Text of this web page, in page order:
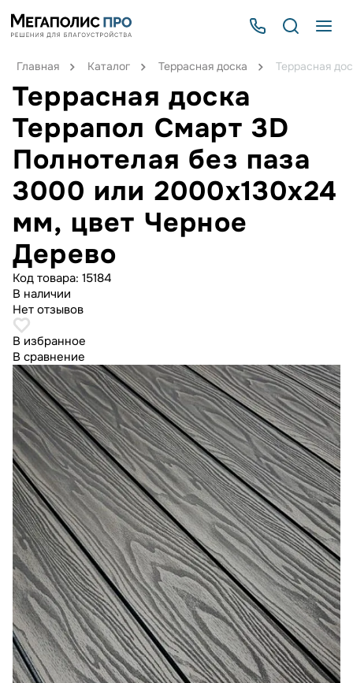
Главная Каталог Террасная доска Террасная
Террасная доска
Террапол Смарт 3D
Полнотелая без паза
3000 или 2000х130х24
мм, цвет Черное
Дерево
Код товара: 15184
В наличии
Нет отзывов
В избранное
В сравнение